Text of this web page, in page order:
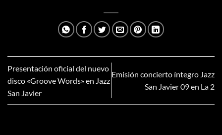
Presentación oficial del nuevo
disco «Groove Words» en Jazz
San Javier
Emisión concierto íntegro Jazz
San Javier 09 en La 2